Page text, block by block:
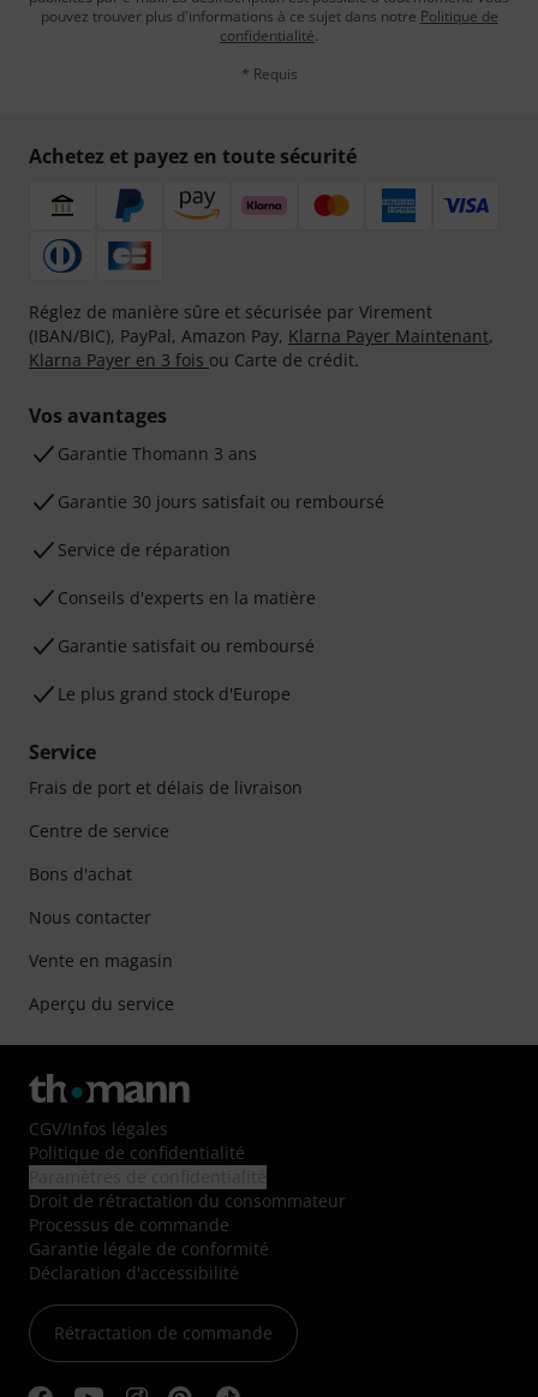
pouvez trouver plus d'informations à ce sujet dans notre Politique de
confidentialité.
* Requis
Achetez et payez en toute sécurité
Réglez de manière sûre et sécurisée par Virement
(IBAN/BIC), PayPal, Amazon Pay, Klarna Payer Maintenant,
Klarna Payer en 3 fois ou Carte de crédit.
Vos avantages
Ga­ran­tie Thomann 3 ans
Garantie 30 jours satisfait ou remboursé
Service de réparation
Conseils d'experts en la matière
Garantie satisfait ou remboursé
Le plus grand stock d'Europe
Service
Frais de port et délais de livraison
Centre de service
Bons d'achat
Nous contacter
Vente en magasin
Aperçu du service
CGV/Infos légales
Politique de confidentialité
Droit de rétractation du consommateur
Processus de commande
Garantie légale de conformité
Déclaration d'accessibilité
Rétractation de commande